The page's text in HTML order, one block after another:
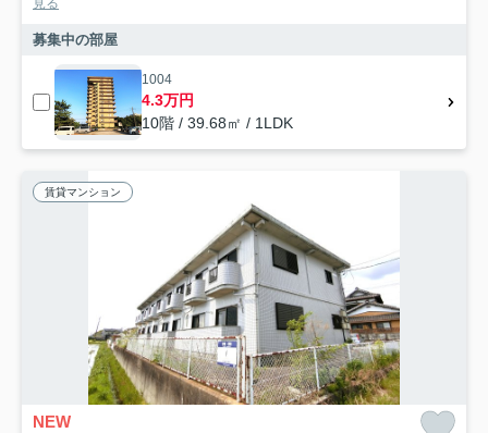
見る
募集中の部屋
1004
4.3万円
10階 / 39.68㎡ / 1LDK
賃貸マンション
NEW